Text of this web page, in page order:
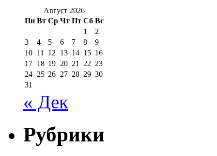
Август 2026
Пн Вт Ср Чт Пт Сб Вс
1
2
3
4 5 6 7 8
9
10 11 12 13 14 15 16
17 18 19 20 21 22 23
24 25 26 27 28 29 30
31
« Дек
Рубрики